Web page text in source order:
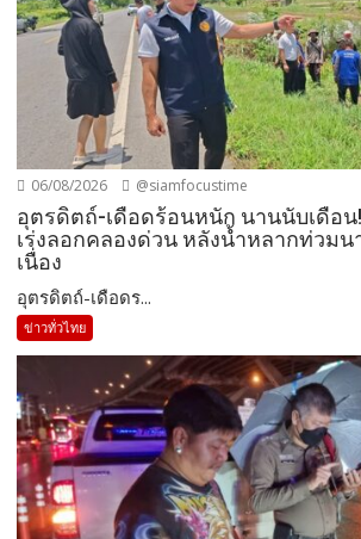
06/08/2026 @siamfocustime
อุตรดิตถ์-เดือดร้อนหนัก นานนับเดือ
เร่งลอกคลองด่วน หลังน้ำหลากท่วมน
เนื่อง
อุตรดิตถ์-เดือดร...
ข่าวทั่วไทย